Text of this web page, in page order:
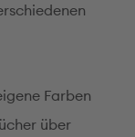
Farben
über